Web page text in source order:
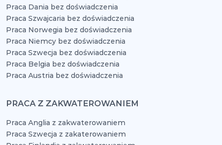
Praca Dania bez doświadczenia
Praca Szwajcaria bez doświadczenia
Praca Norwegia bez doświadczenia
Praca Niemcy bez doświadczenia
Praca Szwecja bez doświadczenia
Praca Belgia bez doświadczenia
Praca Austria bez doświadczenia
PRACA Z ZAKWATEROWANIEM
Praca Anglia z zakwaterowaniem
Praca Szwecja z zakaterowaniem